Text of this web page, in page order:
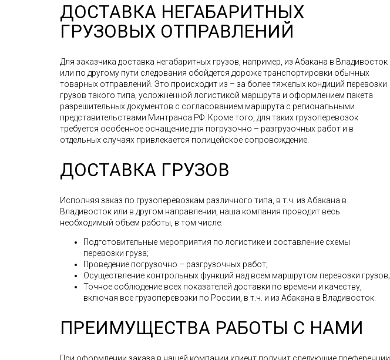
ДОСТАВКА НЕГАБАРИТНЫХ
ГРУЗОВЫХ ОТПРАВЛЕНИЙ
Для заказчика доставка негабаритных грузов, например, из Абакана в Владивосток
или по другому пути следования обойдется дороже транспортировки обычных
товарных отправлений. Это происходит из – за более тяжелых кондиций перевозки
грузов такого типа, усложненной логистикой маршрута и оформлением пакета
разрешительных документов с согласованием маршрута с региональными
представительствами Минтранса РФ. Кроме того, для таких грузоперевозок
требуется особенное оснащение для погрузочно – разгрузочных работ и в
отдельных случаях привлекается полицейское сопровождение.
ДОСТАВКА ГРУЗОВ
Исполняя заказ по грузоперевозкам различного типа, в т.ч. из Абакана в
Владивосток или в другом направлении, наша компания проводит весь
необходимый объем работы, в том числе:
Подготовительные мероприятия по логистике и составление схемы
перевозки груза;
Проведение погрузочно – разгрузочных работ;
Осуществление контрольных функций над всем маршрутом перевозки грузов;
Точное соблюдение всех показателей доставки по времени и качеству,
включая все грузоперевозки по России, в т.ч. и из Абакана в Владивосток.
ПРЕИМУЩЕСТВА РАБОТЫ С НАМИ
При оформлении заказа в нашей компании клиент получит следующие преференции